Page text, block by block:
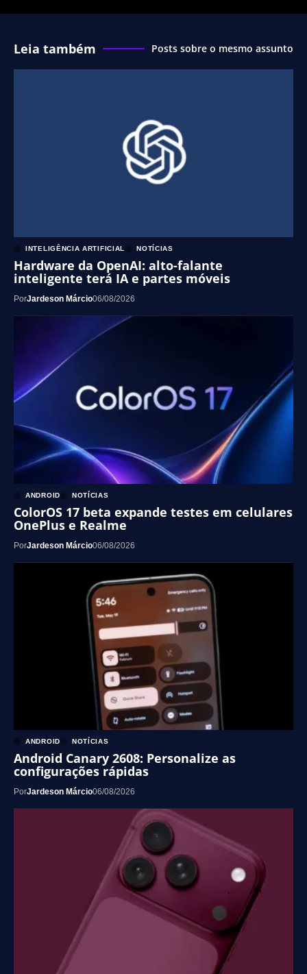
Leia também Posts sobre o mesmo assunto
INTELIGÊNCIA ARTIFICIAL NOTÍCIAS
Hardware da OpenAI: alto-falante
inteligente terá IA e partes móveis
PorJardeson Márcio06/08/2026
ANDROID NOTÍCIAS
ColorOS 17 beta expande testes em celulares
OnePlus e Realme
PorJardeson Márcio06/08/2026
ANDROID NOTÍCIAS
Android Canary 2608: Personalize as
configurações rápidas
PorJardeson Márcio06/08/2026